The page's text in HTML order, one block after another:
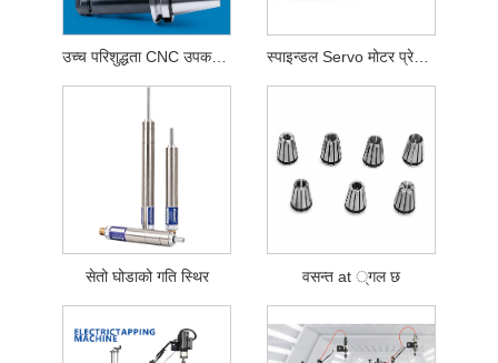
उच्च परिशुद्धता CNC उपकरण होल्डर स्पाइन्डल Servo मोटर प्रेशन Subto मोटर
सेतो घोडाको गति स्थिर वसन्त at ्गल छ